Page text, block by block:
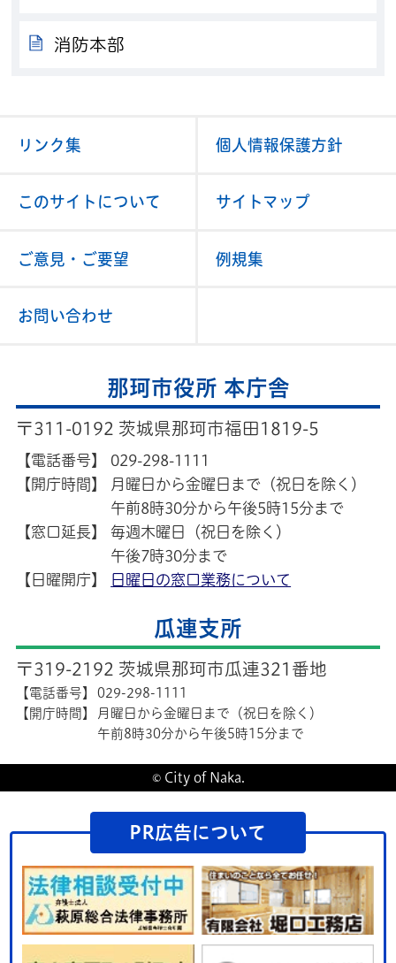
消防本部
リンク集 個人情報保護方針
このサイトについて サイトマップ
ご意見・ご要望 例規集
お問い合わせ
那珂市役所 本庁舎
〒311-0192 茨城県那珂市福田1819-5
【電話番号】
029-298-1111
【開庁時間】
月曜日から金曜日まで（祝日を除く）
午前8時30分から午後5時15分まで
【窓口延長】
毎週木曜日（祝日を除く）
午後7時30分まで
【日曜開庁】
日曜日の窓口業務について
瓜連支所
〒319-2192 茨城県那珂市瓜連321番地
【電話番号】
029-298-1111
【開庁時間】
月曜日から金曜日まで（祝日を除く）
午前8時30分から午後5時15分まで
© City of Naka.
PR広告について